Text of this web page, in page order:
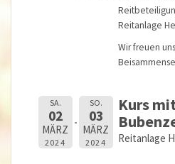
Reitanlage
Wir freuen
SA.
02
MÄRZ
2024
SO.
03
MÄRZ
2024
Kurs
Reitanlage